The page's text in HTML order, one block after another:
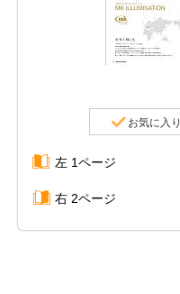
お気に入り
左 1ページ
右 2ページ